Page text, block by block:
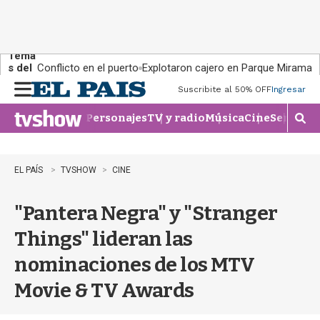
Tema
s del
día:
Conflicto en el puerto Explotaron cajero en Parque Miramar
n
u
Suscribite al 50% OFFIngresar
PersonajesTV y radioMúsicaCineSeries
M
o
EL PAÍS TVSHOW CINE
"Pantera Negra" y "Stranger
Things" lideran las
nominaciones de los MTV
Movie & TV Awards